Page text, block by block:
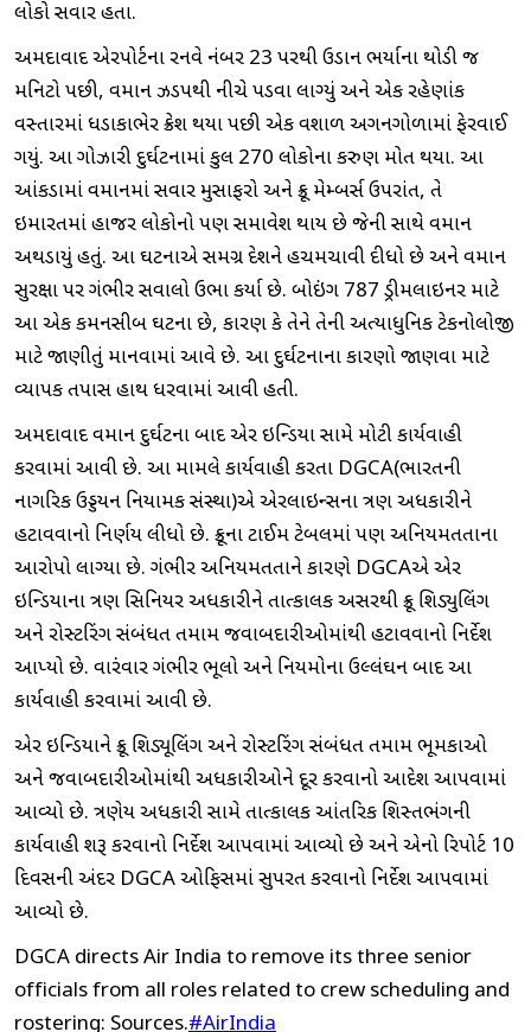
લોકો સવાર હતા.
અમદાવાદ એરપોર્ટના રનવે નંબર 23 પરથી ઉડાન ભર્યાના થોડી જ
મિનિટો પછી, વિમાન ઝડપથી નીચે પડવા લાગ્યું અને એક રહેણાંક
વિસ્તારમાં ધડાકાભેર ક્રેશ થયા પછી એક વિશાળ અગનગોળામાં ફેરવાઈ
ગયું. આ ગોઝારી દુર્ઘટનામાં કુલ 270 લોકોના કરુણ મોત થયા. આ
આંકડામાં વિમાનમાં સવાર મુસાફરો અને ક્રૂ મેમ્બર્સ ઉપરાંત, તે
ઇમારતમાં હાજર લોકોનો પણ સમાવેશ થાય છે જેની સાથે વિમાન
અથડાયું હતું. આ ઘટનાએ સમગ્ર દેશને હચમચાવી દીધો છે અને વિમાન
સુરક્ષા પર ગંભીર સવાલો ઉભા કર્યા છે. બોઇંગ 787 ડ્રીમલાઇનર માટે
આ એક કમનસીબ ઘટના છે, કારણ કે તેને તેની અત્યાધુનિક ટેકનોલોજી
માટે જાણીતું માનવામાં આવે છે. આ દુર્ઘટનાના કારણો જાણવા માટે
વ્યાપક તપાસ હાથ ધરવામાં આવી હતી.
અમદાવાદ વિમાન દુર્ઘટના બાદ એર ઇન્ડિયા સામે મોટી કાર્યવાહી
કરવામાં આવી છે. આ મામલે કાર્યવાહી કરતા DGCA(ભારતની
નાગરિક ઉડ્ડયન નિયામક સંસ્થા)એ એરલાઇન્સના ત્રણ અધિકારીને
હટાવવાનો નિર્ણય લીધો છે. ક્રૂના ટાઈમ ટેબલમાં પણ અનિયમિતતાના
આરોપો લાગ્યા છે. ગંભીર અનિયમિતતાને કારણે DGCAએ એર
ઇન્ડિયાના ત્રણ સિનિયર અધિકારીને તાત્કાલિક અસરથી ક્રૂ શિડ્યુલિંગ
અને રોસ્ટરિંગ સંબંધિત તમામ જવાબદારીઓમાંથી હટાવવાનો નિર્દેશ
આપ્યો છે. વારંવાર ગંભીર ભૂલો અને નિયમોના ઉલ્લંઘન બાદ આ
કાર્યવાહી કરવામાં આવી છે.
એર ઇન્ડિયાને ક્રૂ શિડ્યૂલિંગ અને રોસ્ટરિંગ સંબંધિત તમામ ભૂમિકાઓ
અને જવાબદારીઓમાંથી અધિકારીઓને દૂર કરવાનો આદેશ આપવામાં
આવ્યો છે. ત્રણેય અધિકારી સામે તાત્કાલિક આંતરિક શિસ્તભંગની
કાર્યવાહી શરૂ કરવાનો નિર્દેશ આપવામાં આવ્યો છે અને એનો રિપોર્ટ 10
દિવસની અંદર DGCA ઓફિસમાં સુપરત કરવાનો નિર્દેશ આપવામાં
આવ્યો છે.
DGCA directs Air India to remove its three senior
officials from all roles related to crew scheduling and
rostering: Sources.#AirIndia